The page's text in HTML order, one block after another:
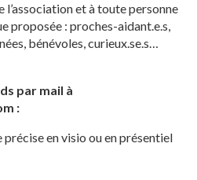
l’association et à toute personne
proposée : proches-aidant.e.s,
bénévoles, curieux.se.s…
par mail à
:
précise en visio ou en présentiel